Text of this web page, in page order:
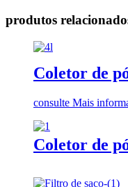
produtos
Coletor de
consulte Mais
Coletor de